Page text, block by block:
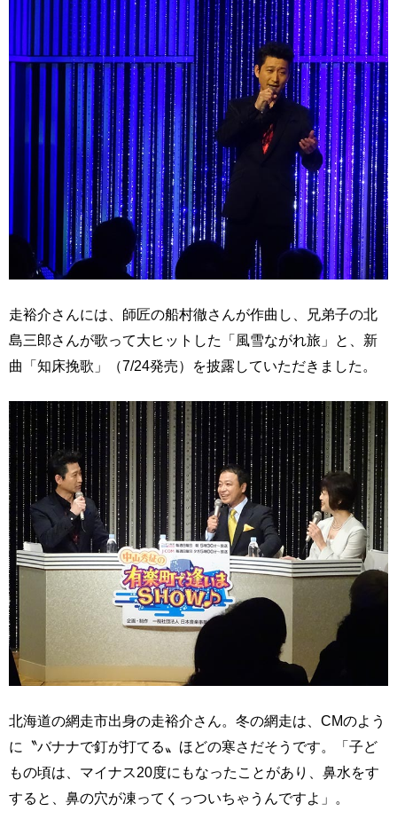
走裕介さんには、師匠の船村徹さんが作曲し、兄弟子の北
島三郎さんが歌って大ヒットした「風雪ながれ旅」と、新
曲「知床挽歌」（7/24発売）を披露していただきました。
北海道の網走市出身の走裕介さん。冬の網走は、CMのよう
に〝バナナで釘が打てる〟ほどの寒さだそうです。「子ど
もの頃は、マイナス20度にもなったことがあり、鼻水をす
すると、鼻の穴が凍ってくっついちゃうんですよ」。